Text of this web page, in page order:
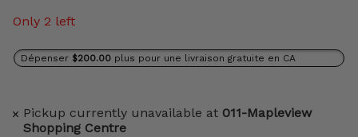
Only 2 left
Dépenser $200.00 plus pour une livraison gratuite en CA
Pickup currently unavailable at 011-Mapleview
Shopping Centre